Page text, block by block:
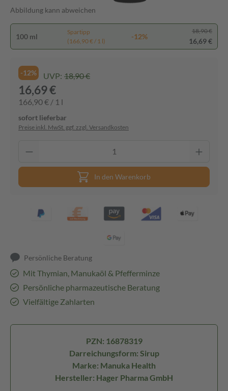
Abbildung kann abweichen
100 ml
Spartipp
(166,90 € / 1 l)
-12%
18,90 €
16,69 €
-12% UVP: 18,90 €
16,69 €
166,90 € / 1 l
sofort lieferbar
Preise inkl. MwSt. ggf. zzgl. Versandkosten
In den Warenkorb
Persönliche Beratung
Mit Thymian, Manukaöl & Pfefferminze
Persönliche pharmazeutische Beratung
Vielfältige Zahlarten
PZN: 16878319
Darreichungsform: Sirup
Marke: Manuka Health
Hersteller: Hager Pharma GmbH